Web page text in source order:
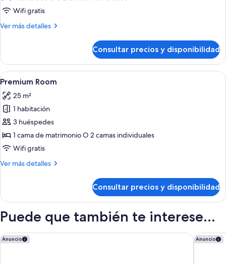
Wifi gratis
Ver más detalles
Más
Room
Consultar precios y disponibilidad
Abrir
todas
las
fotos
de
Premium
Room
Una habitación de hotel moderna
4
Premium Room
25 m²
1 habitación
3 huéspedes
1 cama de matrimonio O 2 camas individuales
Wifi gratis
Ver más detalles
Más
Room
Consultar precios y disponibilidad
Puede que también te interese...
Anuncio
Gran Hotel Claridge Granada - Preferred Hotels & Resorts
Anuncio
Hotel